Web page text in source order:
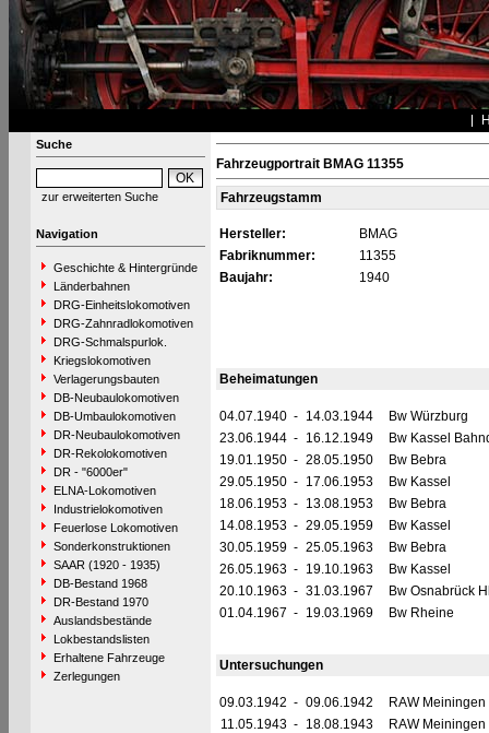
Suche
zur erweiterten Suche
Navigation
Geschichte & Hintergründe
Länderbahnen
DRG-Einheitslokomotiven
DRG-Zahnradlokomotiven
DRG-Schmalspurlok.
Kriegslokomotiven
Verlagerungsbauten
DB-Neubaulokomotiven
DB-Umbaulokomotiven
DR-Neubaulokomotiven
DR-Rekolokomotiven
DR - "6000er"
ELNA-Lokomotiven
Industrielokomotiven
Feuerlose Lokomotiven
Sonderkonstruktionen
SAAR (1920 - 1935)
DB-Bestand 1968
DR-Bestand 1970
Auslandsbestände
Lokbestandslisten
Erhaltene Fahrzeuge
Zerlegungen
Fahrzeugportrait BMAG 11355
Fahrzeugstamm
Hersteller:
BMAG
Fabriknummer:
11355
Baujahr:
1940
Beheimatungen
04.07.1940 - 14.03.1944
Bw Würzburg
23.06.1944 - 16.12.1949
Bw Kassel
19.01.1950 - 28.05.1950
Bw Bebra
29.05.1950 - 17.06.1953
Bw Kassel
18.06.1953 - 13.08.1953
Bw Bebra
14.08.1953 - 29.05.1959
Bw Kassel
30.05.1959 - 25.05.1963
Bw Bebra
26.05.1963 - 19.10.1963
Bw Kassel
20.10.1963 - 31.03.1967
Bw Osnabrück
01.04.1967 - 19.03.1969 Bw Rheine
Untersuchungen
09.03.1942 - 09.06.1942
RAW Meiningen
11.05.1943 - 18.08.1943
RAW Meiningen